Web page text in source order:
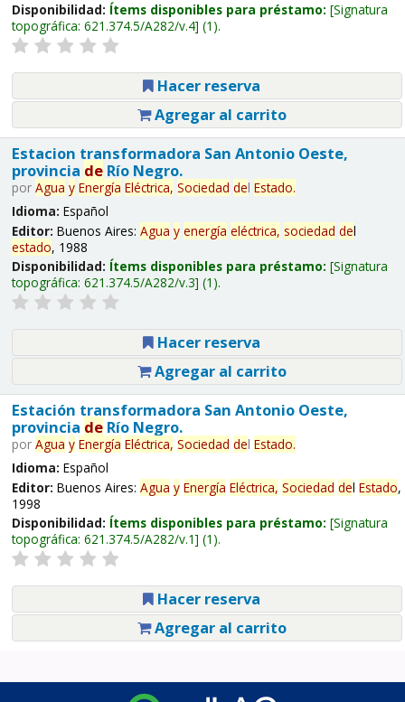
Disponibilidad: Ítems disponibles para préstamo: Signatura
topográfica: 621.374.5/A282/v.4 (1).
Hacer reserva
Agregar al carrito
Estacion transformadora San Antonio Oeste,
provincia deRío Negro.
por Agua y Energía Eléctrica, Sociedad del Estado.
Idioma: Español
Editor: Buenos Aires: Agua y energía eléctrica, sociedad del
estado, 1988
Disponibilidad: Ítems disponibles para préstamo: Signatura
topográfica: 621.374.5/A282/v.3 (1).
Hacer reserva
Agregar al carrito
Estación transformadora San Antonio Oeste,
provincia deRío Negro.
por Agua y Energía Eléctrica, Sociedad del Estado.
Idioma: Español
Editor: Buenos Aires: Agua y Energía Eléctrica, Sociedad del Estado,
1998
Disponibilidad: Ítems disponibles para préstamo: Signatura
topográfica: 621.374.5/A282/v.1 (1).
Hacer reserva
Agregar al carrito